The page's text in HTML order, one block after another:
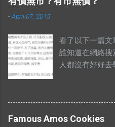
-April 07, 2015
看了以下一篇文
誰知道在網絡
人都沒有好好去
不到就是有市
句成語，你們
這只說重點。
Famous Amos Cookies